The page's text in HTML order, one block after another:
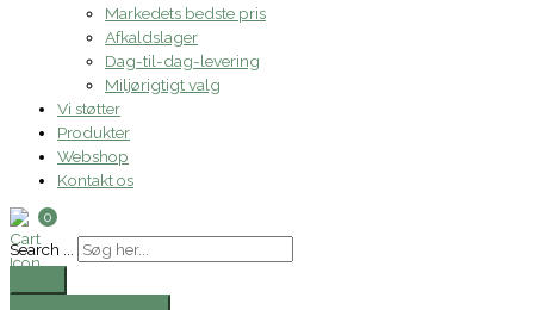
Markedets bedste pris
Afkaldslager
Dag-til-dag-levering
Miljørigtigt valg
Vi støtter
Produkter
Webshop
Kontakt os
0
Search ...